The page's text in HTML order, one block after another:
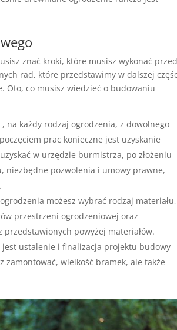
znać kroki, które musisz wykonać
rad, które przedstawimy w dalszej
Oto, co musisz wiedzieć o budowaniu
na każdy rodzaj ogrodzenia, z dowolnego
prac konieczne jest uzyskanie
w urzędzie burmistrza, po złożeniu
niezbędne pozwolenia i umowy prawne,
możesz wybrać rodzaj materiału,
przestrzeni ogrodzeniowej oraz
powyżej materiałów.
jest ustalenie i finalizacja projektu budowy
zamontować, wielkość bramek, ale także